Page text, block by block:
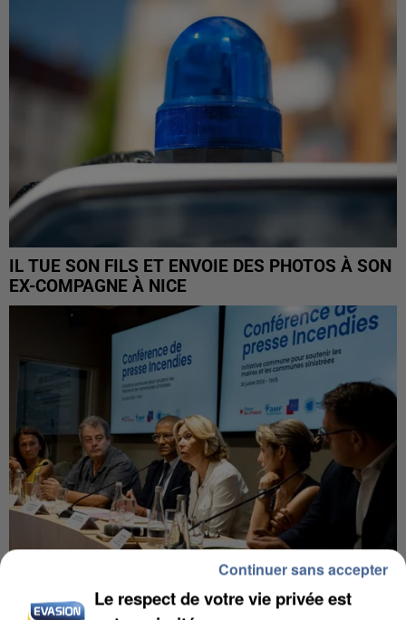
IL TUE SON FILS ET ENVOIE DES PHOTOS À SON
EX-COMPAGNE À NICE
INCENDIES : L’ÎLE-DE-FRANCE LANCE UN ÉLAN
Le respect de votre vie privée est
Continuer sans accepter